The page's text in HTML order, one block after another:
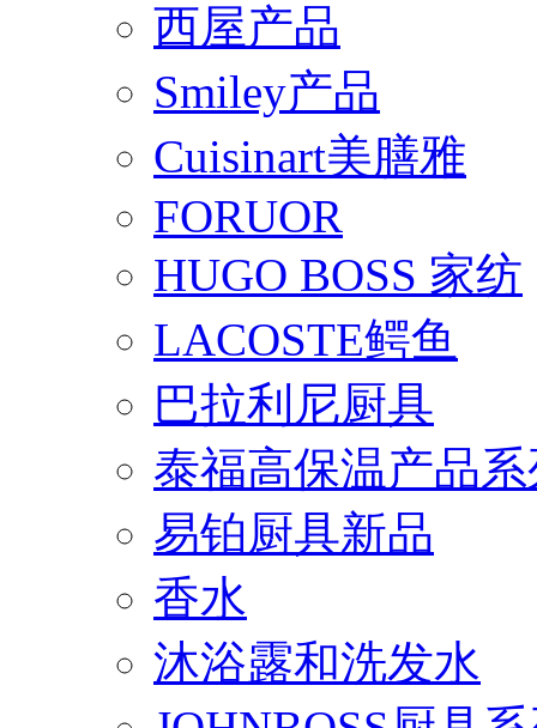
西屋产品
Smiley产品
Cuisinart美膳雅
FORUOR
HUGO BOSS 家纺
LACOSTE鳄鱼
巴拉利尼厨具
泰福高保温产品
易铂厨具新品
香水
沐浴露和洗发水